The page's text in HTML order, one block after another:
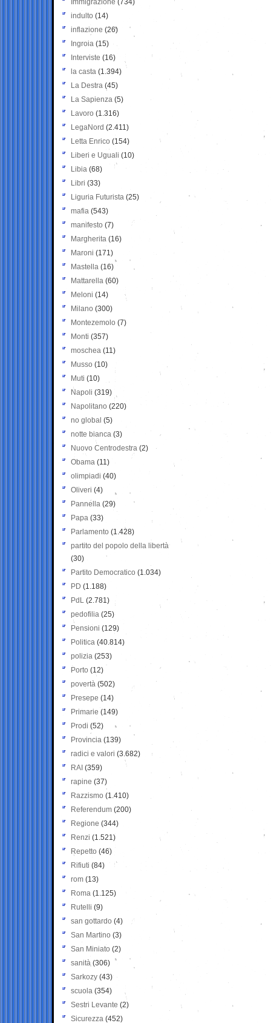
Immigrazione (734)
indulto (14)
inflazione (26)
Ingroia (15)
Interviste (16)
la casta (1.394)
La Destra (45)
La Sapienza (5)
Lavoro (1.316)
LegaNord (2.411)
Letta Enrico (154)
Liberi e Uguali (10)
Libia (68)
Libri (33)
Liguria Futurista (25)
mafia (543)
manifesto (7)
Margherita (16)
Maroni (171)
Mastella (16)
Mattarella (60)
Meloni (14)
Milano (300)
Montezemolo (7)
Monti (357)
moschea (11)
Musso (10)
Muti (10)
Napoli (319)
Napolitano (220)
no global (5)
notte bianca (3)
Nuovo Centrodestra (2)
Obama (11)
olimpiadi (40)
Oliveri (4)
Pannella (29)
Papa (33)
Parlamento (1.428)
partito del popolo della libertà
(30)
Partito Democratico (1.034)
PD (1.188)
PdL (2.781)
pedofilia (25)
Pensioni (129)
Politica (40.814)
polizia (253)
Porto (12)
povertà (502)
Presepe (14)
Primarie (149)
Prodi (52)
Provincia (139)
radici e valori (3.682)
RAI (359)
rapine (37)
Razzismo (1.410)
Referendum (200)
Regione (344)
Renzi (1.521)
Repetto (46)
Rifiuti (84)
rom (13)
Roma (1.125)
Rutelli (9)
san gottardo (4)
San Martino (3)
San Miniato (2)
sanità (306)
Sarkozy (43)
scuola (354)
Sestri Levante (2)
Sicurezza (452)